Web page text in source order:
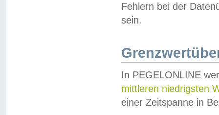
Fehlern bei der
sein.
In PEGELONLINE
mittleren niedrigsten
einer Zeitspanne in